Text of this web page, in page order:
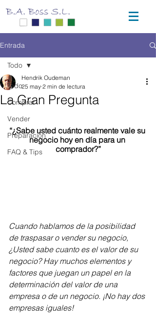
Entrada
Todo
Comprar
Vender
Preparación
FAQ & Tips
Todo
La Gran Pregunta
Hendrik Oudeman
25 may 2 min de lectura
“¿Sabe usted cuánto realmente vale su
negocio hoy en día para un
comprador?”
Cuando hablamos de la posibilidad
de traspasar o vender su negocio,
¿Usted sabe cuanto es el valor de su
negocio? Hay muchos elementos y
factores que juegan un papel en la
determinación del valor de una
empresa o de un negocio. ¡No hay dos
empresas iguales!